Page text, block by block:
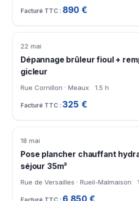
890 €
22 mai
Dépannage brûleur fioul +
gicleur
Rue Cornillon · Meaux 1.5 h
325 €
18 mai
Pose plancher chauffant
séjour 35m²
Rue de Versailles · Rueil-Malmaison
6 850 €